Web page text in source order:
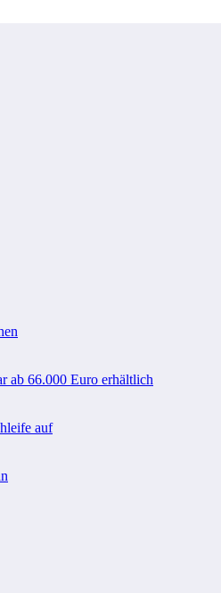
ab 66.000 Euro erhältlich
auf